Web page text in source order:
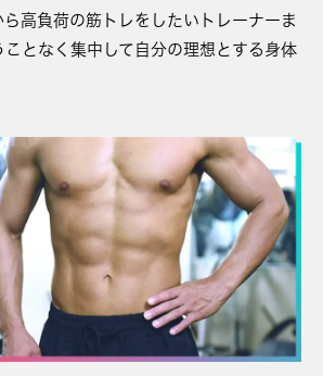
ら高負荷の筋トレをしたい トレーナーま
となく集中して自分の理想とする身体